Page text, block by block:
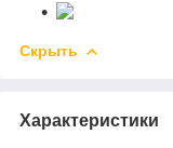
Скрыть
Характеристики